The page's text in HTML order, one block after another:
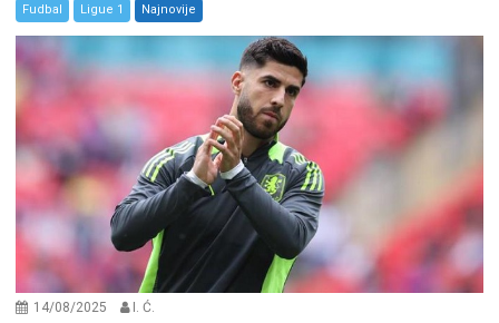
Fudbal Ligue 1 Najnovije
14/08/2025 I. Ć.